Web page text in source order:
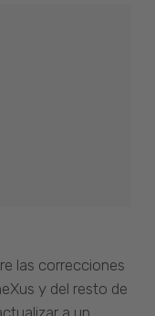
las correcciones
y del resto de
a un